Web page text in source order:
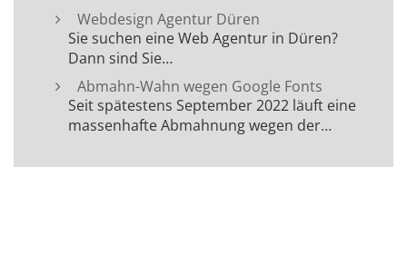
Webdesign Agentur Düren
Sie suchen eine Web Agentur in Düren?
Dann sind Sie…
Abmahn-Wahn wegen Google Fonts
Seit spätestens September 2022 läuft eine
massenhafte Abmahnung wegen der…